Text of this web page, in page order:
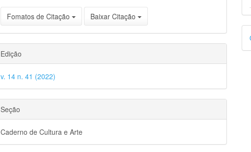
Fomatos de Citação Baixar Citação
Edição
v. 14 n. 41 (2022)
Seção
Caderno de Cultura e Arte